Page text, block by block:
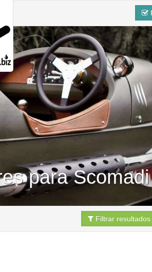
para
Filtrar resultados